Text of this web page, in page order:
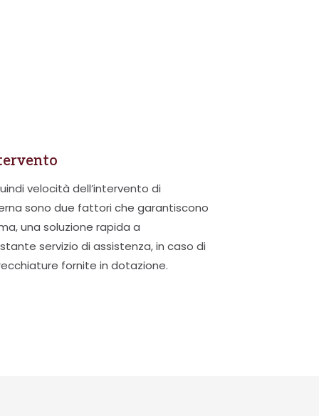
velocità dell’intervento di
sono due fattori che garantiscono
una soluzione rapida a
servizio di assistenza, in caso di
fornite in dotazione.